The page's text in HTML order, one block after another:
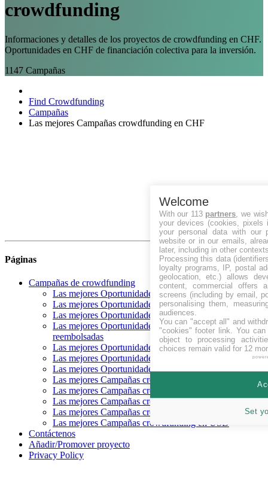
crowdfunding
Informaciones y detalles de los proyectos de crowdfunding en CHF.
Oportunidades en CHF de financiación colectiva para la inversión.
1147 Campañas
Find Crowdfunding
Campañas
Las mejores Campañas crowdfunding en CHF
Páginas
Campañas de crowdfunding
Las mejores Oportunidades crowdfunding Recaudando
Las mejores Oportunidades crowdfunding próximas
Las mejores Oportunidades crowdfunding financiadas
Las mejores Oportunidades crowdfunding
reembolsadas
Las mejores Oportunidades crowdfunding Equity
Las mejores Oportunidades crowdfunding Deuda
Las mejores Oportunidades crowdfunding Recompensa
Las mejores Campañas crowdfunding en CHF
Las mejores Campañas crowdfunding en EUR
Las mejores Campañas crowdfunding en GBP
Las mejores Campañas crowdfunding en SEK
Las mejores Campañas crowdfunding en USD
Contáctenos
Añadir/Promover proyecto
Privacy Policy
Welcome
With our 113 partners , we
your devices (cookies, pixels
your personal data with our
website or in our emails,
later, including in other
Processing this data
loyalty programs, IP, postal
geolocation, etc.) allows
content, commercial offers
screens (including by email,
personalising them,
audiences.
You can "accept all" and
"cookies" footer link . You
object to processing
choices remain valid for 12
Set